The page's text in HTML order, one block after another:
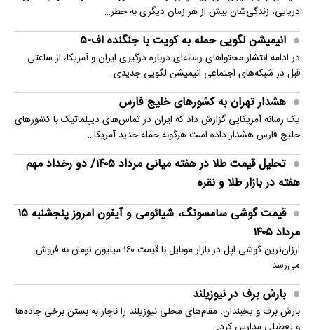
دریایی، زندگی‌شان بیش از هر زمان دیگری به خطر…
انیمیشن لگویی حمله به کویت با جنگنده اف-۵
در ادامه انتشار محتواهای رسانه‌ای درباره درگیری ایران و آمریکا، از ساعتی
قبل در شبکه‌های اجتماعی انیمیشن لگویی جدیدی…
هشدار تهران به کشورهای خلیج فارس
یک رسانه آمریکایی گزارش داد که ایران در تماس‌های دیپلماتیک با کشورهای
خلیج فارس هشدار داده است هرگونه حمله جدید آمریکا…
تحلیل قیمت طلا در هفته میانی مرداد ۱۴۰۵/ دو رخداد مهم
هفته در بازار طلا و نقره
قیمت گوشی سامسونگ، شیائومی و آیفون امروز پنجشنبه ۱۵
مرداد ۱۴۰۵
ارزان‌ترین گوشی اپل در بازار موبایل با قیمت ۱۶۰ میلیون تومان به فروش
می‌رسد
بارش برف در نیوزیلند
بارش برف و یخبندان، مقام‌های محلی نیوزیلند را ناچار به بستن برخی جاده‌ها